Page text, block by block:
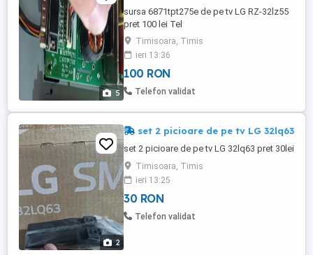
5
sursa 6871tpt275e de pe tv LG RZ-32lz55
pret 100 lei Tel
Timisoara, Timis
ieri 13:36
100 RON
Telefon validat
2
set 2 picioare de pe tv LG 32lq63
set 2 picioare de pe tv LG 32lq63 pret 30lei
Timisoara, Timis
ieri 13:25
30 RON
Telefon validat